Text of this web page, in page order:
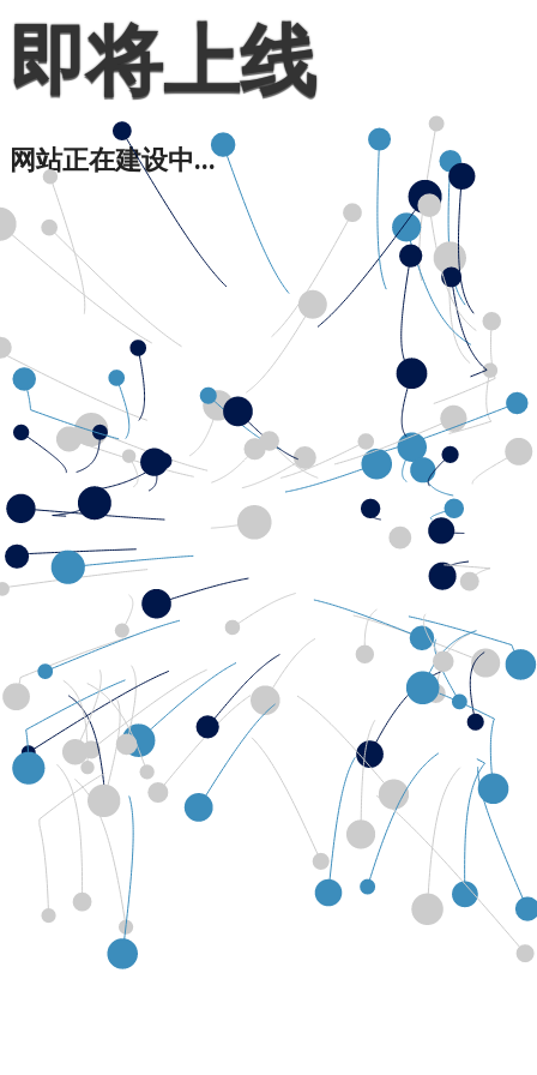
即将上线
网站正在建设中...